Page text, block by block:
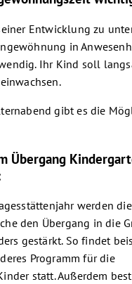
Entwicklung zu
in
Ihr Kind soll
gibt es die
Übergang
werden die
den Übergang in die
gestärkt. So findet
Programm für die
statt. Außerdem